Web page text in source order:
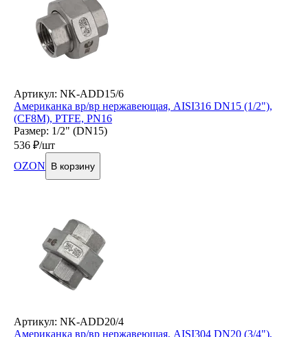
Артикул: NK-ADD15/6
Американка вр/вр нержавеющая, AISI316 DN15 (1/2"),
(CF8М), PTFE, PN16
Размер: 1/2" (DN15)
536 ₽/шт
OZON
В корзину
Артикул: NK-ADD20/4
Американка вр/вр нержавеющая, AISI304 DN20 (3/4"),